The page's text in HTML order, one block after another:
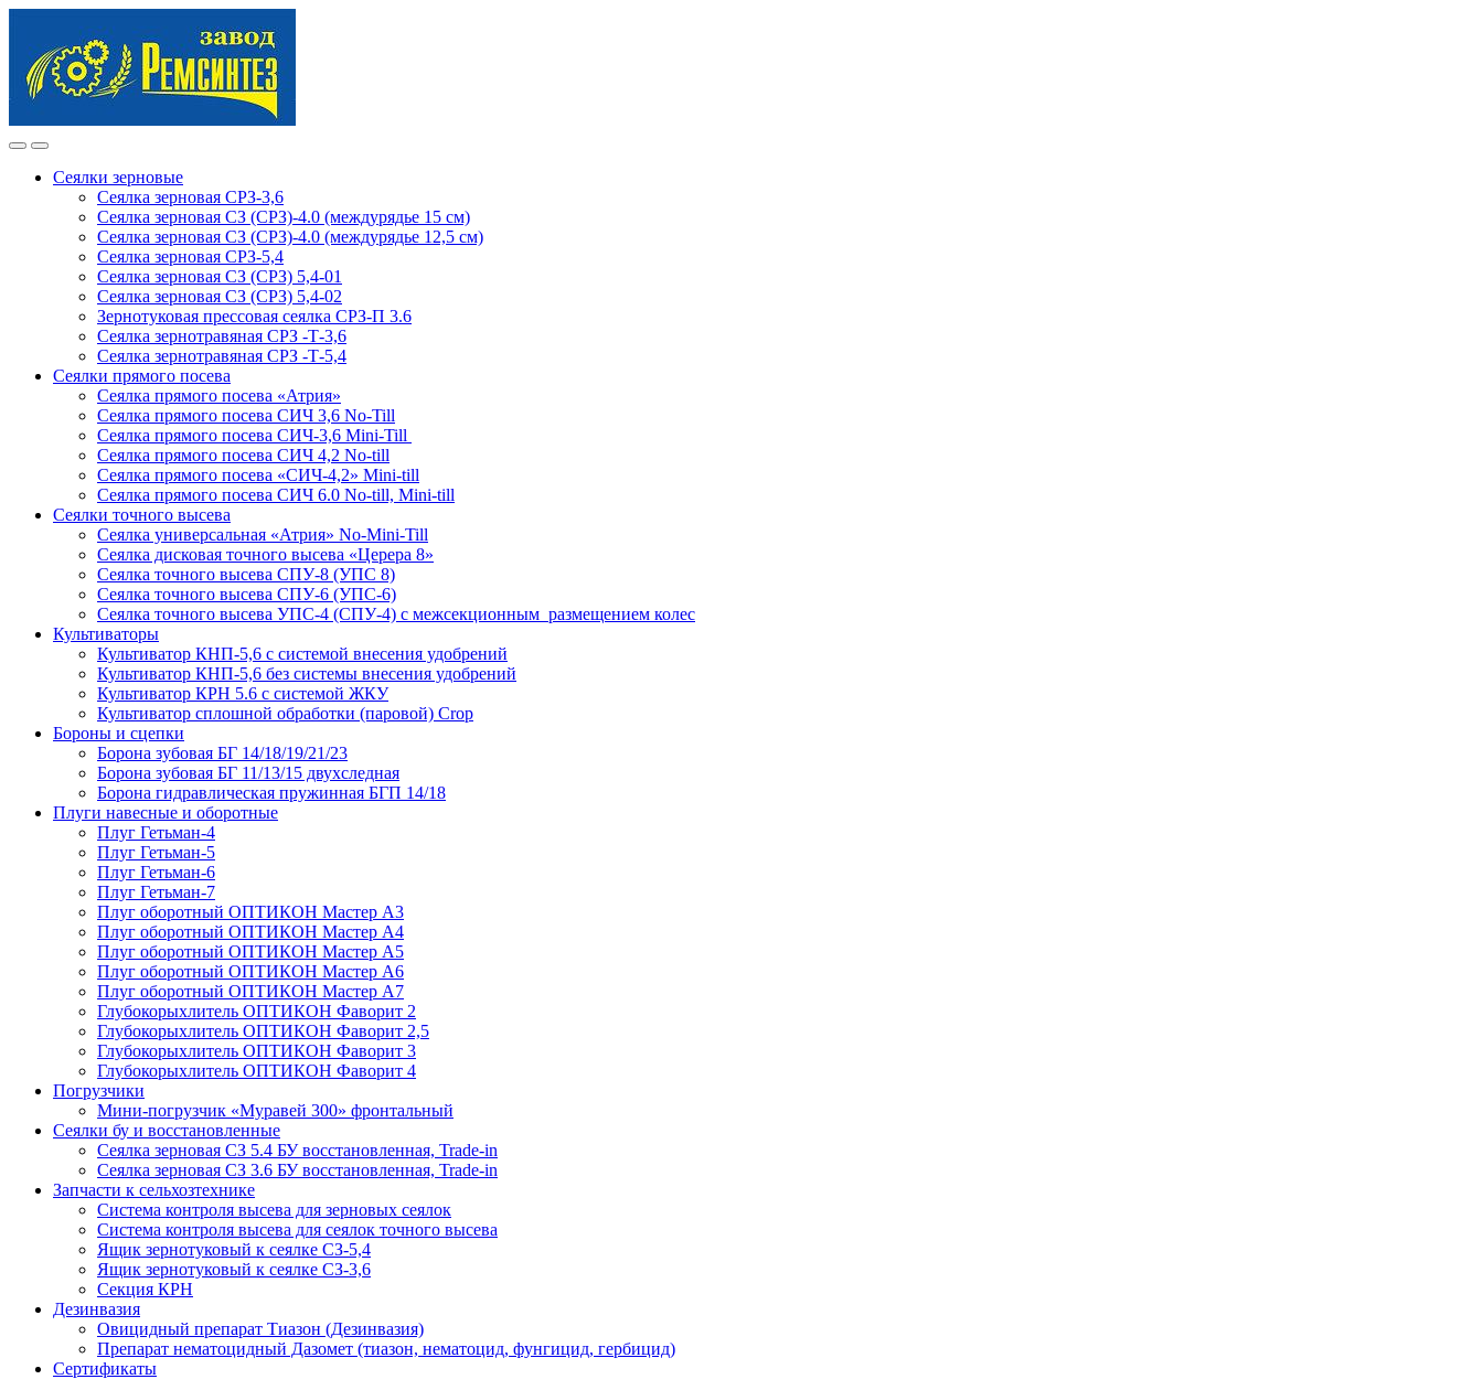
navigation
content
Сеялки зерновые
Сеялка зерновая СРЗ-3,6
Сеялка зерновая СЗ (СРЗ)-4.0 (междурядье 15 см)
Сеялка зерновая СЗ (СРЗ)-4.0 (междурядье 12,5 см)
Сеялка зерновая СРЗ-5,4
Сеялка зерновая СЗ (СРЗ) 5,4-01
Сеялка зерновая СЗ (СРЗ) 5,4-02
Зернотуковая прессовая сеялка СРЗ-П 3.6
Сеялка зернотравяная СРЗ -Т-3,6
Сеялка зернотравяная СРЗ -Т-5,4
Сеялки прямого посева
Сеялка прямого посева «Атрия»
Сеялка прямого посева СИЧ 3,6 No-Till
Сеялка прямого посева СИЧ-3,6 Mini-Till
Сеялка прямого посева СИЧ 4,2 No-till
Сеялка прямого посева «СИЧ-4,2» Mini-till
Сеялка прямого посева СИЧ 6.0 No-till, Mini-till
Сеялки точного высева
Сеялка универсальная «Атрия» No-Mini-Till
Сеялка дисковая точного высева «Церера 8»
Сеялка точного высева СПУ-8 (УПС 8)
Сеялка точного высева СПУ-6 (УПС-6)
Сеялка точного высева УПС-4 (СПУ-4) с межсекционным размещением колес
Культиваторы
Культиватор КНП-5,6 с системой внесения удобрений
Культиватор КНП-5,6 без системы внесения удобрений
Культиватор КРН 5.6 с системой ЖКУ
Культиватор сплошной обработки (паровой) Crop
Бороны и сцепки
Борона зубовая БГ 14/18/19/21/23
Борона зубовая БГ 11/13/15 двухследная
Борона гидравлическая пружинная БГП 14/18
Плуги навесные и оборотные
Плуг Гетьман-4
Плуг Гетьман-5
Плуг Гетьман-6
Плуг Гетьман-7
Плуг оборотный ОПТИКОН Мастер А3
Плуг оборотный ОПТИКОН Мастер А4
Плуг оборотный ОПТИКОН Мастер А5
Плуг оборотный ОПТИКОН Мастер А6
Плуг оборотный ОПТИКОН Мастер А7
Глубокорыхлитель ОПТИКОН Фаворит 2
Глубокорыхлитель ОПТИКОН Фаворит 2,5
Глубокорыхлитель ОПТИКОН Фаворит 3
Глубокорыхлитель ОПТИКОН Фаворит 4
Погрузчики
Мини-погрузчик «Муравей 300» фронтальный
Сеялки бу и восстановленные
Сеялка зерновая СЗ 5.4 БУ восстановленная, Trade-in
Сеялка зерновая СЗ 3.6 БУ восстановленная, Trade-in
Запчасти к сельхозтехнике
Система контроля высева для зерновых сеялок
Система контроля высева для сеялок точного высева
Ящик зернотуковый к сеялке СЗ-5,4
Ящик зернотуковый к сеялке СЗ-3,6
Секция КРН
Дезинвазия
Овицидный препарат Тиазон (Дезинвазия)
Препарат нематоцидный Дазомет (тиазон, нематоцид, фунгицид, гербицид)
Сертификаты